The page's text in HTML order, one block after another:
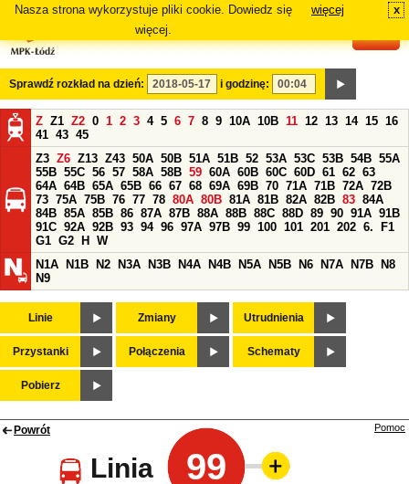
Nasza strona wykorzystuje pliki cookie. Dowiedz się
więcej.
więcej x
Sprawdź rozkład na dzień: i godzinę:
Z Z1 Z2 0 1 2 3 4 5 6 7 8 9 10A 10B 11 12 13 14 15 16
41 43 45
Z3 Z6 Z13 Z43 50A 50B 51A 51B 52 53A 53C 53B 54B 55A
55B 55C 56 57 58A 58B 59 60A 60B 60C 60D 61 62 63
64A 64B 65A 65B 66 67 68 69A 69B 70 71A 71B 72A 72B
73 75A 75B 76 77 78 80A 80B 81A 81B 82A 82B 83 84A
84B 85A 85B 86 87A 87B 88A 88B 88C 88D 89 90 91A 91B
91C 92A 92B 93 94 96 97A 97B 99 100 101 201 202 6.
F1
G1 G2 H
W
N1A
N1B N2 N3A N3B N4A N4B N5A N5B N6 N7A N7B
N8
N9
Linie Zmiany Utrudnienia
Przystanki Połączenia Schematy
Pobierz
Powrót
Linia 99
Pomoc